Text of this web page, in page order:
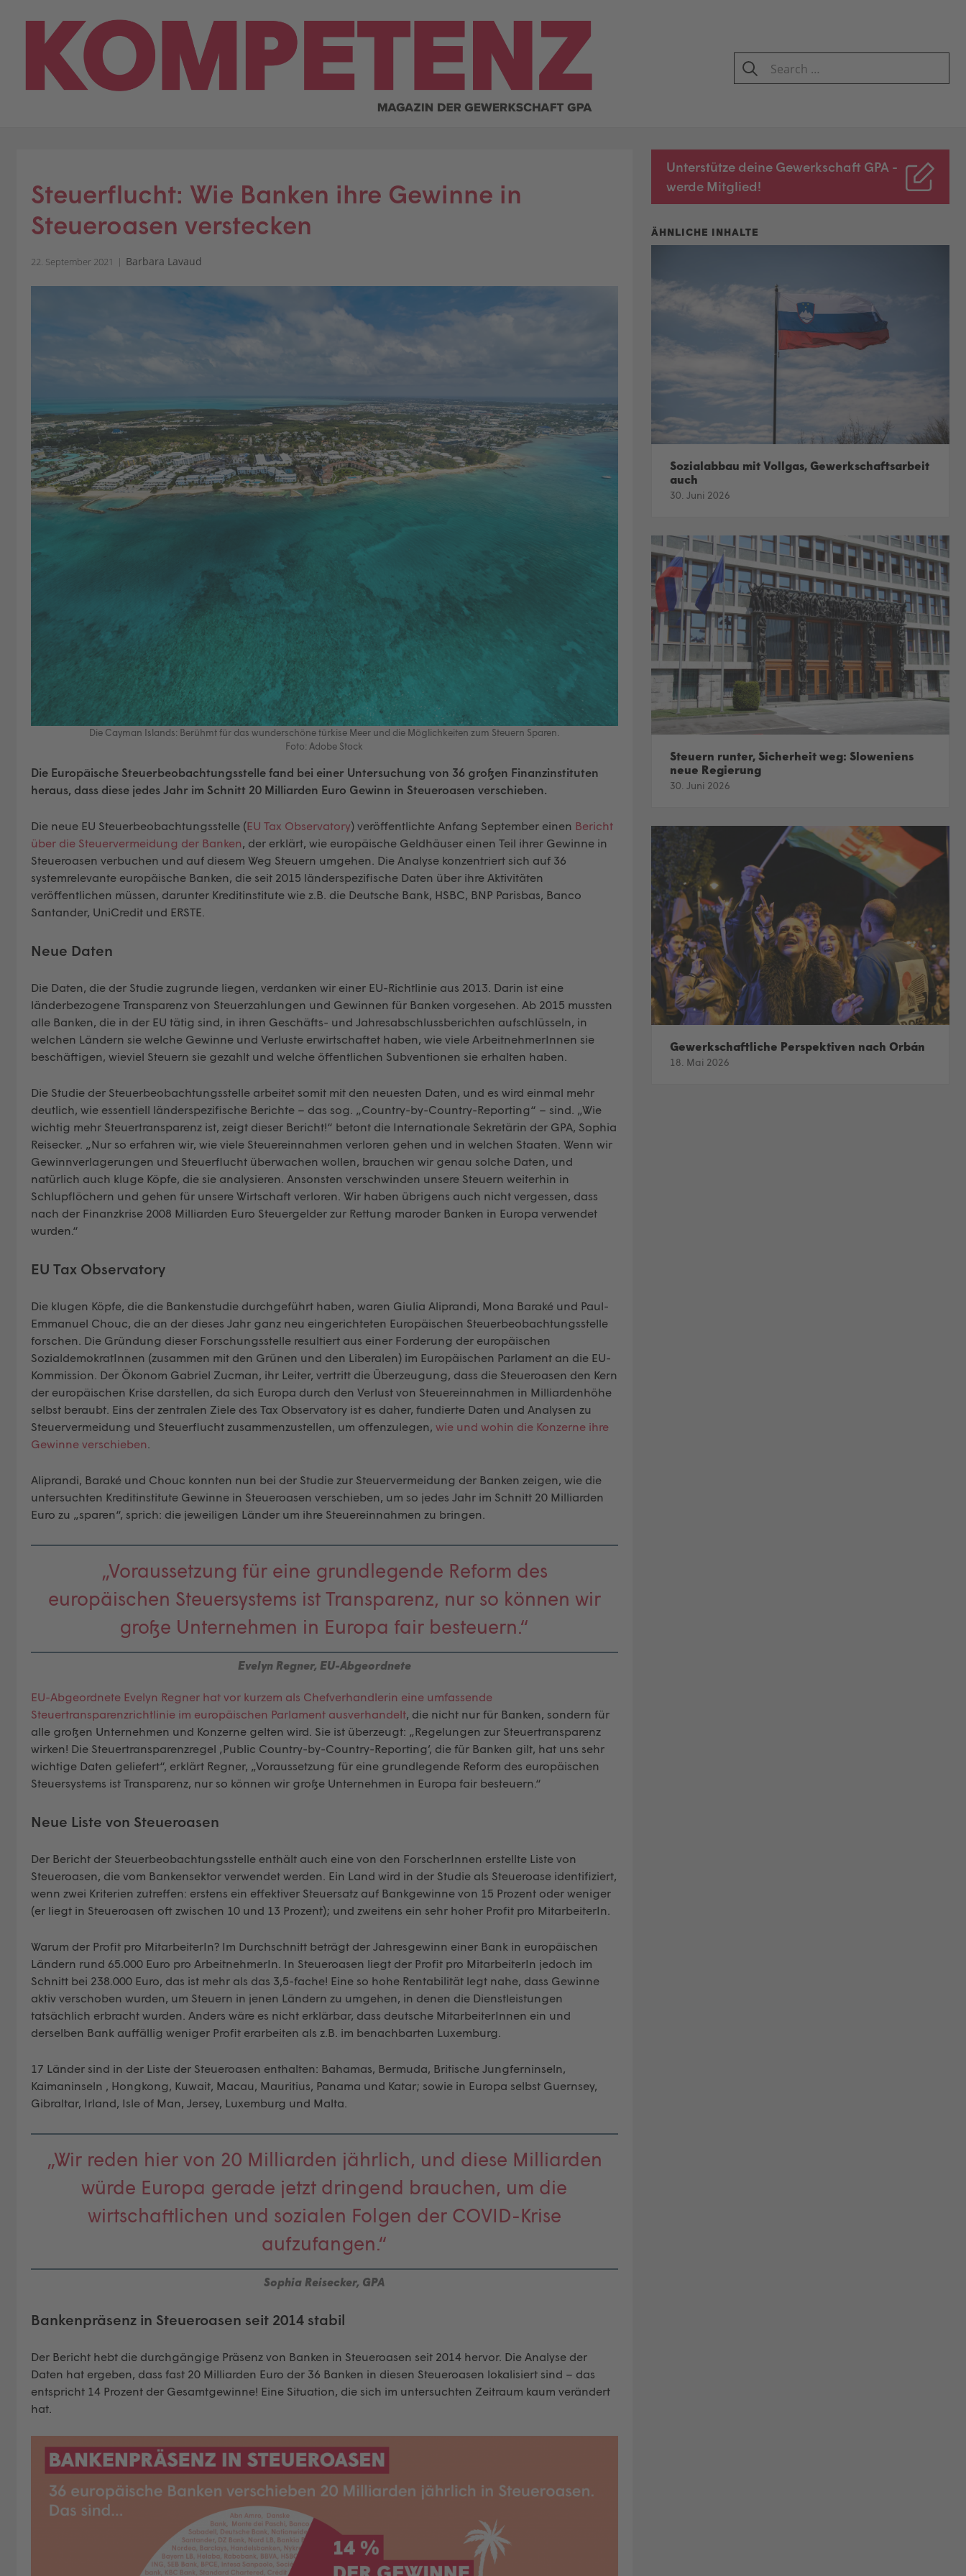
SEARCH
Search
for:
Steuerflucht: Wie Banken ihre Gewinne in
Steueroasen verstecken
22. September 2021 Barbara Lavaud
Die Cayman Islands: Berühmt für das wunderschöne türkise Meer und die Möglichkeiten zum Steuern Sparen.
Foto: Adobe Stock
Die Europäische Steuerbeobachtungsstelle fand bei einer Untersuchung von 36 großen Finanzinstituten
heraus, dass diese jedes Jahr im Schnitt 20 Milliarden Euro Gewinn in Steueroasen verschieben.
Die neue EU Steuerbeobachtungsstelle (EU Tax Observatory) veröffentlichte Anfang September einen Bericht
über die Steuervermeidung der Banken, der erklärt, wie europäische Geldhäuser einen Teil ihrer Gewinne in
Steueroasen verbuchen und auf diesem Weg Steuern umgehen. Die Analyse konzentriert sich auf 36
systemrelevante europäische Banken, die seit 2015 länderspezifische Daten über ihre Aktivitäten
veröffentlichen müssen, darunter Kreditinstitute wie z.B. die Deutsche Bank, HSBC, BNP Parisbas, Banco
Santander, UniCredit und ERSTE.
Neue Daten
Die Daten, die der Studie zugrunde liegen, verdanken wir einer EU-Richtlinie aus 2013. Darin ist eine
länderbezogene Transparenz von Steuerzahlungen und Gewinnen für Banken vorgesehen. Ab 2015 mussten
alle Banken, die in der EU tätig sind, in ihren Geschäfts- und Jahresabschlussberichten aufschlüsseln, in
welchen Ländern sie welche Gewinne und Verluste erwirtschaftet haben, wie viele ArbeitnehmerInnen sie
beschäftigen, wieviel Steuern sie gezahlt und welche öffentlichen Subventionen sie erhalten haben.
Die Studie der Steuerbeobachtungsstelle arbeitet somit mit den neuesten Daten, und es wird einmal mehr
deutlich, wie essentiell länderspezifische Berichte – das sog. „Country-by-Country-Reporting“ – sind. „Wie
wichtig mehr Steuertransparenz ist, zeigt dieser Bericht!“ betont die Internationale Sekretärin der GPA, Sophia
Reisecker. „Nur so erfahren wir, wie viele Steuereinnahmen verloren gehen und in welchen Staaten. Wenn wir
Gewinnverlagerungen und Steuerflucht überwachen wollen, brauchen wir genau solche Daten, und
natürlich auch kluge Köpfe, die sie analysieren. Ansonsten verschwinden unsere Steuern weiterhin in
Schlupflöchern und gehen für unsere Wirtschaft verloren. Wir haben übrigens auch nicht vergessen, dass
nach der Finanzkrise 2008 Milliarden Euro Steuergelder zur Rettung maroder Banken in Europa verwendet
wurden.“
EU Tax Observatory
Die klugen Köpfe, die die Bankenstudie durchgeführt haben, waren Giulia Aliprandi, Mona Baraké und Paul-
Emmanuel Chouc, die an der dieses Jahr ganz neu eingerichteten Europäischen Steuerbeobachtungsstelle
forschen. Die Gründung dieser Forschungsstelle resultiert aus einer Forderung der europäischen
SozialdemokratInnen (zusammen mit den Grünen und den Liberalen) im Europäischen Parlament an die EU-
Kommission. Der Ökonom Gabriel Zucman, ihr Leiter, vertritt die Überzeugung, dass die Steueroasen den Kern
der europäischen Krise darstellen, da sich Europa durch den Verlust von Steuereinnahmen in Milliardenhöhe
selbst beraubt. Eins der zentralen Ziele des Tax Observatory ist es daher, fundierte Daten und Analysen zu
Steuervermeidung und Steuerflucht zusammenzustellen, um offenzulegen, wie und wohin die Konzerne ihre
Gewinne verschieben
Aliprandi, Baraké und Chouc konnten nun bei der Studie zur Steuervermeidung der Banken zeigen, wie die
untersuchten Kreditinstitute Gewinne in Steueroasen verschieben, um so jedes Jahr im Schnitt 20 Milliarden
Euro zu „sparen“, sprich: die jeweiligen Länder um ihre Steuereinnahmen zu bringen.
„Voraussetzung für eine grundlegende Reform des
europäischen Steuersystems ist Transparenz, nur so können wir
große Unternehmen in Europa fair besteuern.“
Evelyn Regner, EU-Abgeordnete
EU-Abgeordnete Evelyn Regner hat vor kurzem als Chefverhandlerin eine umfassende
Steuertransparenzrichtlinie im europäischen Parlament ausverhandelt, die nicht nur für Banken, sondern für
alle großen Unternehmen und Konzerne gelten wird. Sie ist überzeugt: „Regelungen zur Steuertransparenz
wirken! Die Steuertransparenzregel ‚Public Country-by-Country-Reporting’, die für Banken gilt, hat uns sehr
wichtige Daten geliefert“, erklärt Regner, „Voraussetzung für eine grundlegende Reform des europäischen
Steuersystems ist Transparenz, nur so können wir große Unternehmen in Europa fair besteuern.“
Neue Liste von Steueroasen
Der Bericht der Steuerbeobachtungsstelle enthält auch eine von den ForscherInnen erstellte Liste von
Steueroasen, die vom Bankensektor verwendet werden. Ein Land wird in der Studie als Steueroase identifiziert,
wenn zwei Kriterien zutreffen: erstens ein effektiver Steuersatz auf Bankgewinne von 15 Prozent oder weniger
(er liegt in Steueroasen oft zwischen 10 und 13 Prozent); und zweitens ein sehr hoher Profit pro MitarbeiterIn.
Warum der Profit pro MitarbeiterIn? Im Durchschnitt beträgt der Jahresgewinn einer Bank in europäischen
Ländern rund 65.000 Euro pro ArbeitnehmerIn. In Steueroasen liegt der Profit pro MitarbeiterIn jedoch im
Schnitt bei 238.000 Euro, das ist mehr als das 3,5-fache! Eine so hohe Rentabilität legt nahe, dass Gewinne
aktiv verschoben wurden, um Steuern in jenen Ländern zu umgehen, in denen die Dienstleistungen
tatsächlich erbracht wurden. Anders wäre es nicht erklärbar, dass deutsche MitarbeiterInnen ein und
derselben Bank auffällig weniger Profit erarbeiten als z.B. im benachbarten Luxemburg.
17 Länder sind in der Liste der Steueroasen enthalten: Bahamas, Bermuda, Britische Jungferninseln,
Kaimaninseln , Hongkong, Kuwait, Macau, Mauritius, Panama und Katar; sowie in Europa selbst Guernsey,
Gibraltar, Irland, Isle of Man, Jersey, Luxemburg und Malta.
„Wir reden hier von 20 Milliarden jährlich, und diese Milliarden
würde Europa gerade jetzt dringend brauchen, um die
wirtschaftlichen und sozialen Folgen der COVID-Krise
aufzufangen.“
Sophia Reisecker, GPA
Bankenpräsenz in Steueroasen seit 2014 stabil
Der Bericht hebt die durchgängige Präsenz von Banken in Steueroasen seit 2014 hervor. Die Analyse der
Daten hat ergeben, dass fast 20 Milliarden Euro der 36 Banken in diesen Steueroasen lokalisiert sind – das
entspricht 14 Prozent der Gesamtgewinne! Eine Situation, die sich im untersuchten Zeitraum kaum verändert
hat.
Unterstütze deine Gewerkschaft GPA -
werde Mitglied!
Sozialabbau mit Vollgas, Gewerkschaftsarbeit
auch
30. Juni 2026
Steuern runter, Sicherheit weg: Sloweniens
neue Regierung
30. Juni 2026
Gewerkschaftliche Perspektiven nach Orbán
18. Mai 2026